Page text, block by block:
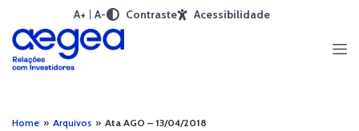
A+ A- Contraste Acessibilidade
Home » Arquivos » Ata AGO – 13/04/2018